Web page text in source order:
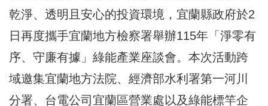
乾淨、透明且安心的投資環境，宜蘭縣政府於2
日再度攜手宜蘭地方檢察署舉辦115年「淨零有
序、守廉有據」綠能產業座談會。本次活動跨
域邀集宜蘭地方法院、經濟部水利署第一河川
分署、台電公司宜蘭區營業處以及綠能標竿企